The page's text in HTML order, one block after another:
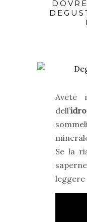
Avete
dell’
Se la